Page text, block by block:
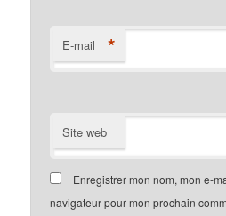
E-mail *
Site web
Enregistrer mon nom, mon e-
navigateur pour mon prochain